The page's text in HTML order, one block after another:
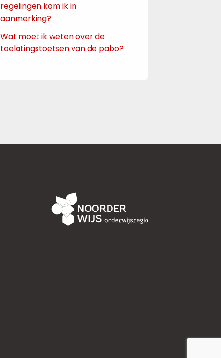
regelingen kom ik in
aanmerking?
Wat moet ik weten over de
toelatingstoetsen van de pabo?